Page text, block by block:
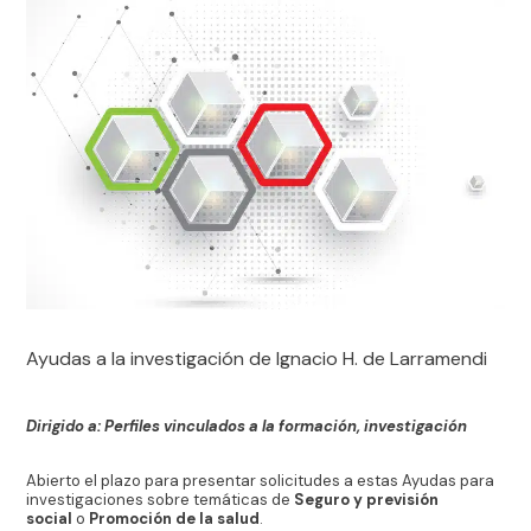
Ayudas a la investigación de Ignacio H. de Larramendi
Dirigido a: Perfiles vinculados a la formación, investigación
Abierto el plazo para presentar solicitudes a estas Ayudas para
investigaciones sobre temáticas de Seguro y previsión
social o Promoción de la salud.